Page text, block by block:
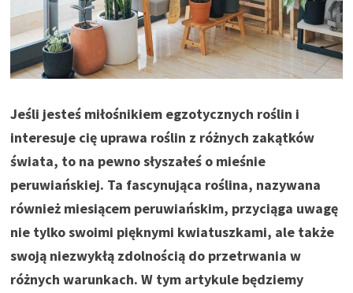
Jeśli jesteś miłośnikiem egzotycznych roślin i
interesuje cię uprawa roślin z różnych zakątków
świata, to na pewno słyszałeś o mieśnie
peruwiańskiej. Ta fascynująca roślina, nazywana
również miesiącem peruwiańskim, przyciąga uwagę
nie tylko swoimi pięknymi kwiatuszkami, ale także
swoją niezwykłą zdolnością do przetrwania w
różnych warunkach. W tym artykule będziemy